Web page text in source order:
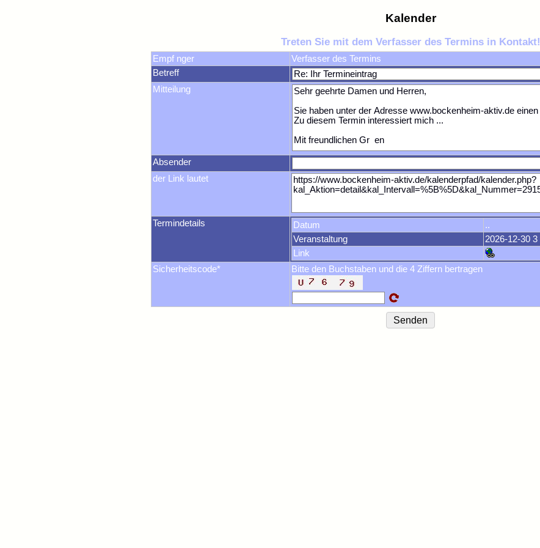
Kalender
Treten Sie mit dem Verfasser des Termins in Kontakt!
Empf nger
Verfasser des Termins
Betreff
Mitteilung
Absender
der Link lautet
Termindetails Datum
..
Veranstaltung
2026-12-30 3
Link
Sicherheitscode*
Bitte den Buchstaben und die 4 Ziffern bertragen